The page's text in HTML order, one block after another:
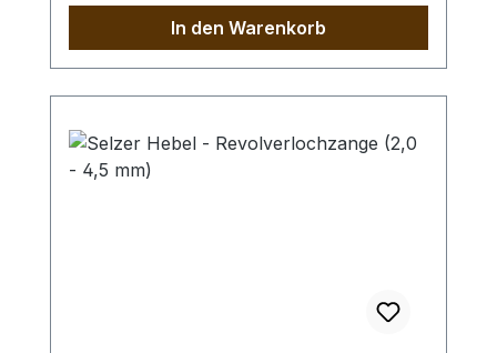
eine Beschädigung des Werkzeugs
auszuschliessen, siehe Zubehör.
In den Warenkorb